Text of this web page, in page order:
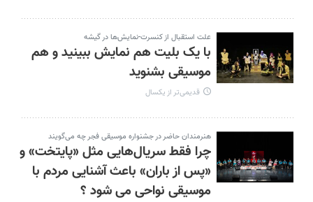
علت استقبال از کنسرت‌-نمایش‌ها در گیشه
با یک بلیت هم نمایش ببینید و هم
موسیقی بشنوید
قدیمی‌تر از یکسال
هنرمندان حاضر در جشنواره موسیقی فجر چه می‌گویند
چرا فقط سریال‌هایی مثل «پایتخت» و
«پس از باران» باعث آشنایی مردم با
موسیقی نواحی می شود ؟